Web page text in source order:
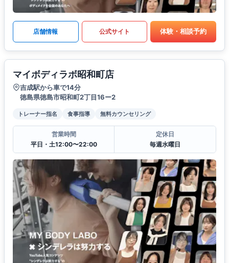
店舗情報 公式サイト 体験・相談予約
マイボディラボ昭和町店
吉成駅から車で14分
徳島県徳島市昭和町2丁目16ー2
トレーナー指名 食事指導 無料カウンセリング
営業時間
平日・土12:00〜22:00
定休日
毎週水曜日